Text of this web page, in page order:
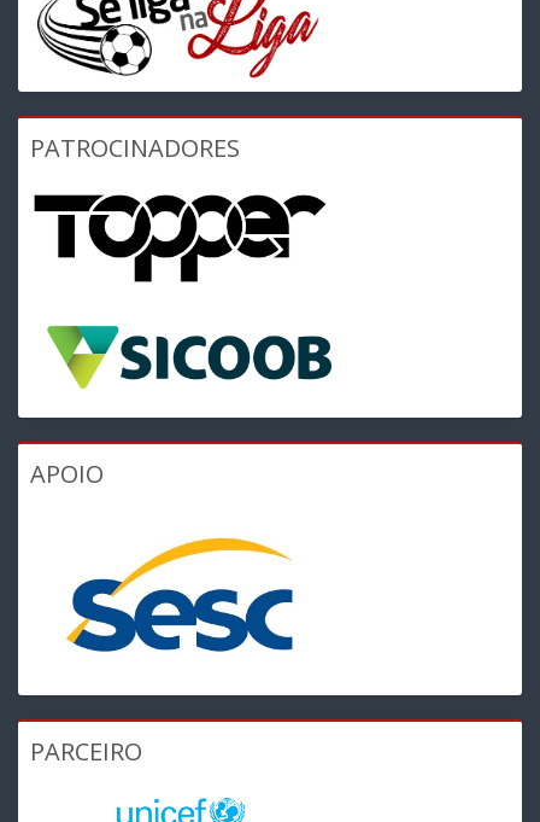
PATROCINADORES
APOIO
PARCEIRO